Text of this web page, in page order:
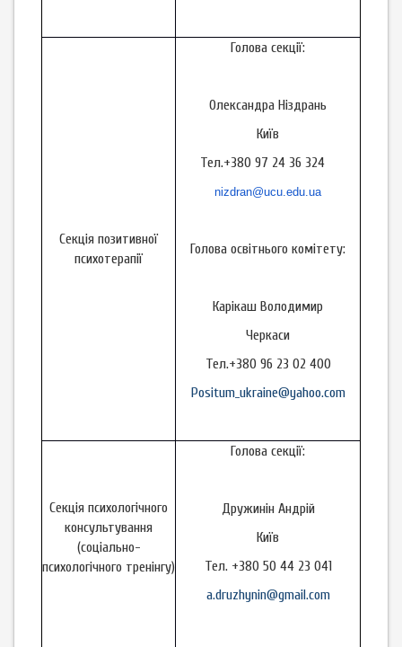
Секція позитивної
психотерапії
Голова секції:
Олександра Ніздрань
Київ
Тел.+380 97 24 36 324
nizdran@ucu.edu.ua
Голова освітнього комітету:
Карікаш Володимир
Черкаси
Тел.+380 96 23 02 400
Positum_ukraine@yahoo.com
Секція психологічного
консультування
(соціально-
психологічного тренінгу)
Голова секції:
Дружинін Андрій
Київ
Тел. +380 50 44 23 041
a.druzhynin@gmail.com